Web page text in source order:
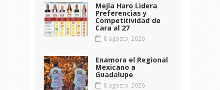
Mejía Haro Lidera
Preferencias y
Competitividad de
Cara al 27
8 agosto, 2026
Enamora el Regional
Mexicano a
Guadalupe
8 agosto, 2026